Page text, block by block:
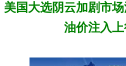
美国大选阴云加剧市
油价注入